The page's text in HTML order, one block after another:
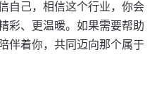
自己，相信这个行业，你会
彩、更温暖。如果需要帮助
伴着你，共同迈向那个属于